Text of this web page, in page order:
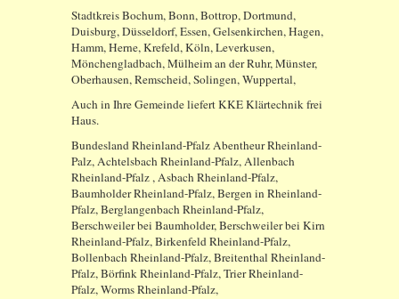
Stadtkreis Bochum, Bonn, Bottrop, Dortmund,
Duisburg, Düsseldorf, Essen, Gelsenkirchen, Hagen,
Hamm, Herne, Krefeld, Köln, Leverkusen,
Mönchengladbach, Mülheim an der Ruhr, Münster,
Oberhausen, Remscheid, Solingen, Wuppertal,
Auch in Ihre Gemeinde liefert KKE Klärtechnik frei
Haus.
Bundesland Rheinland-Pfalz Abentheur Rheinland-
Palz, Achtelsbach Rheinland-Pfalz, Allenbach
Rheinland-Pfalz , Asbach Rheinland-Pfalz,
Baumholder Rheinland-Pfalz, Bergen in Rheinland-
Pfalz, Berglangenbach Rheinland-Pfalz,
Berschweiler bei Baumholder, Berschweiler bei Kirn
Rheinland-Pfalz, Birkenfeld Rheinland-Pfalz,
Bollenbach Rheinland-Pfalz, Breitenthal Rheinland-
Pfalz, Börfink Rheinland-Pfalz, Trier Rheinland-
Pfalz, Worms Rheinland-Pfalz,